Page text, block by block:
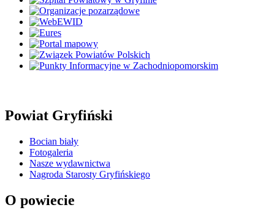
Powiat Gryfiński
Bocian biały
Fotogaleria
Nasze wydawnictwa
Nagroda Starosty Gryfińskiego
O powiecie